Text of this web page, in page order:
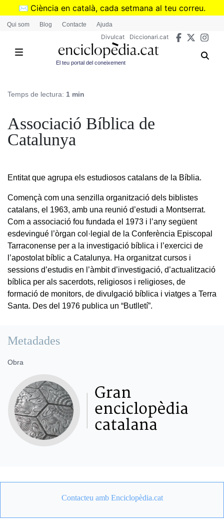
Vés
✉️ Ciència en català, cada setmana al teu correu.
➜Subscriu-te al butlletí de Divulcat
Qui som Blog Contacte Ajuda
Divulcat Diccionari.cat
El teu portal del coneixement
Temps de lectura: 1 min
Associació Bíblica de
Catalunya
Entitat que agrupa els estudiosos catalans de la Bíblia.
Començà com una senzilla organització dels biblistes
catalans, el 1963, amb una reunió d’estudi a Montserrat.
Com a associació fou fundada el 1973 i l’any següent
esdevingué l’òrgan col·legial de la Conferència Episcopal
Tarraconense per a la investigació bíblica i l’exercici de
l’apostolat bíblic a Catalunya. Ha organitzat cursos i
sessions d’estudis en l’àmbit d’investigació, d’actualització
bíblica per als sacerdots, religiosos i religioses, de
formació de monitors, de divulgació bíblica i viatges a Terra
Santa. Des del 1976 publica un “Butlletí”.
Metadades
Obra
Contacteu amb Enciclopèdia.cat